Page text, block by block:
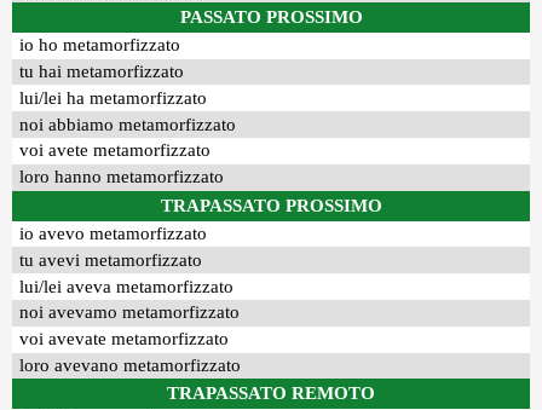
PASSATO PROSSIMO
io ho metamorfizzato
tu hai metamorfizzato
lui/lei ha metamorfizzato
noi abbiamo metamorfizzato
voi avete metamorfizzato
loro hanno metamorfizzato
TRAPASSATO PROSSIMO
io avevo metamorfizzato
tu avevi metamorfizzato
lui/lei aveva metamorfizzato
noi avevamo metamorfizzato
voi avevate metamorfizzato
loro avevano metamorfizzato
TRAPASSATO REMOTO